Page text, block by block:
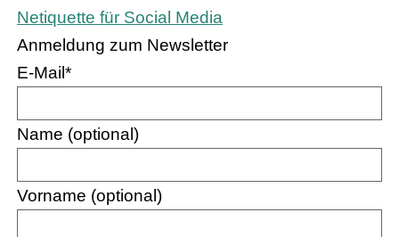
Netiquette für Social Media
Anmeldung zum Newsletter
E-Mail*
Name (optional)
Vorname (optional)